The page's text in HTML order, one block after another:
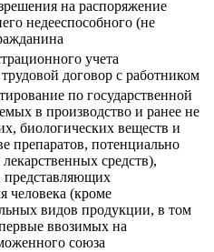
на распоряжение
недееспособного (не
учета
договор с работником
по государственной
в производство и ранее не
биологических веществ и
препаратов, потенциально
средств),
представляющих
человека (кроме
видов продукции, в том
ввозимых на
союза